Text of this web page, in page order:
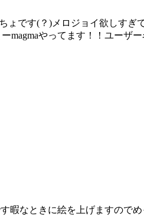
ょです(？)メロジョイ欲しす
magmaやってます！！ユーザ
なときに絵を上げますのでめ